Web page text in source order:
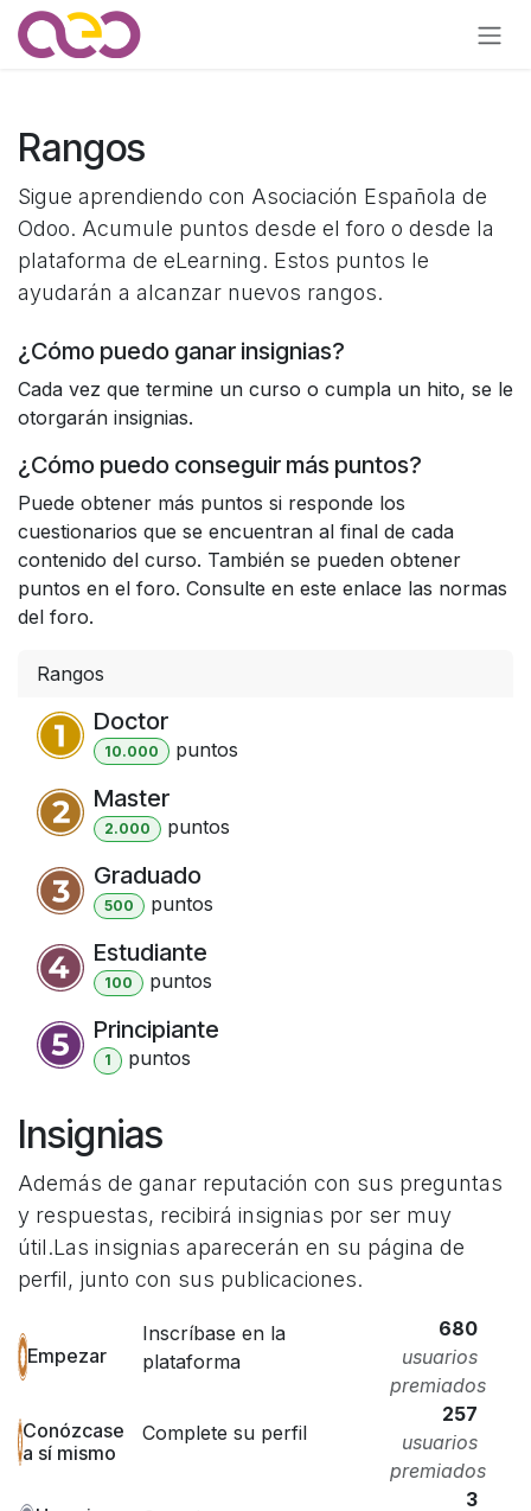
Ir al contenido
Rangos
Sigue aprendiendo con Asociación Española de
Odoo. Acumule puntos desde el foro o desde la
plataforma de eLearning. Estos puntos le
ayudarán a alcanzar nuevos rangos.
¿Cómo puedo ganar insignias?
Cada vez que termine un curso o cumpla un hito, se le
otorgarán insignias.
¿Cómo puedo conseguir más puntos?
Puede obtener más puntos si responde los
cuestionarios que se encuentran al final de cada
contenido del curso. También se pueden obtener
puntos en el foro. Consulte en este enlace las normas
del foro.
Rangos
Doctor
10.000 puntos
Master
2.000 puntos
Graduado
500 puntos
Estudiante
100 puntos
Principiante
1 puntos
Insignias
Además de ganar reputación con sus preguntas
y respuestas, recibirá insignias por ser muy
útil.Las insignias aparecerán en su página de
perfil, junto con sus publicaciones.
Empezar
Inscríbase en la
plataforma
680
usuarios
premiados
Conózcase
a sí mismo
Complete su perfil
257
usuarios
premiados
3